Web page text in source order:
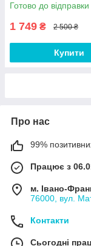
Готово до відправки
1 749 ₴ 2 500 ₴
Купити
Про нас
99%
Працює з
м. Івано-
76000, вул.
Контакти
Сьогодні